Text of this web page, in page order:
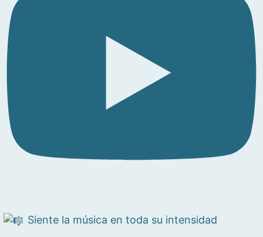
Siente la música en toda su intensidad